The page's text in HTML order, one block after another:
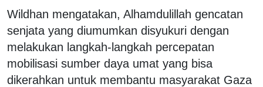
Wildhan mengatakan, Alhamdulillah gencatan
senjata yang diumumkan disyukuri dengan
melakukan langkah-langkah percepatan
mobilisasi sumber daya umat yang bisa
dikerahkan untuk membantu masyarakat Gaza